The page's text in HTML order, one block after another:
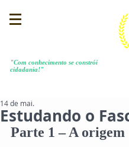
"Com conhecimento se constrói
cidadania!"
Estudando o
14 de mai.
Parte 1 – A origem